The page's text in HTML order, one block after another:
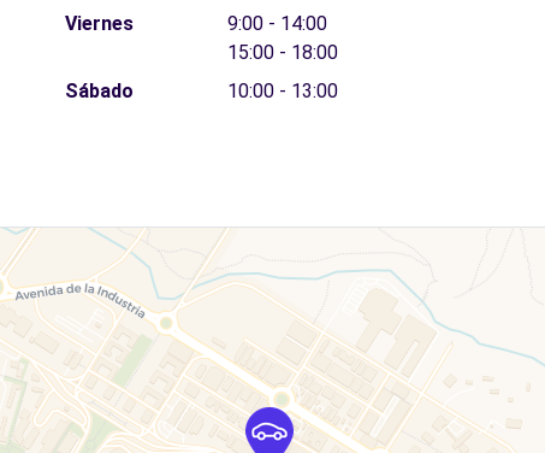
Viernes
9:00 - 14:00
15:00 - 18:00
Sábado
10:00 - 13:00